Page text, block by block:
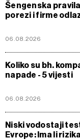
Šengenska
porezi i firme
06.08.2026
Koliko su bh.
napade - 5 vijesti
06.08.2026
Niski vodostaji
Evrope: Ima li